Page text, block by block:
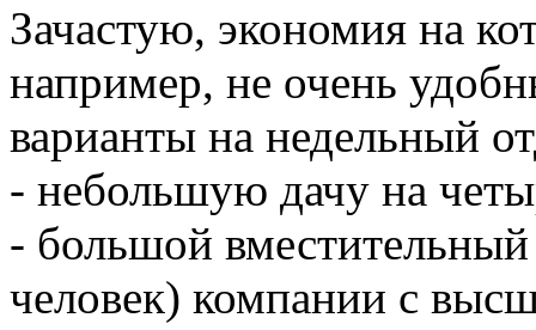
Зачастую, экономия на
например, не очень
варианты на недельный
- небольшую дачу на
- большой
человек) компании с